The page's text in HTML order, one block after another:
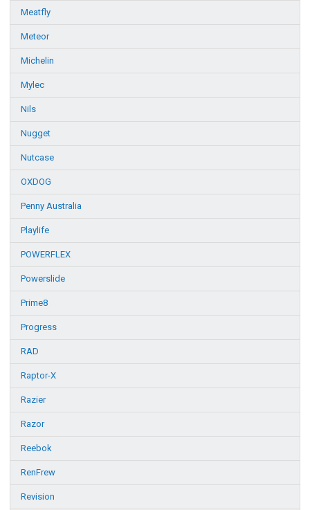
Meatfly
Meteor
Michelin
Mylec
Nils
Nugget
Nutcase
OXDOG
Penny Australia
Playlife
POWERFLEX
Powerslide
Prime8
Progress
RAD
Raptor-X
Razier
Razor
Reebok
RenFrew
Revision